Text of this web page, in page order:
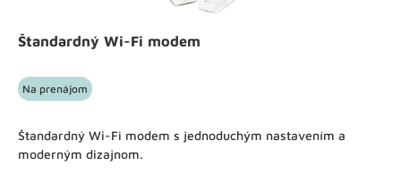
Štandardný Wi-Fi modem
Na prenájom
Štandardný Wi-Fi modem s jednoduchým nastavením a
moderným dizajnom.